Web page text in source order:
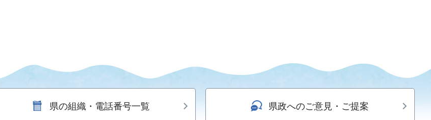
県の組織・電話番号一覧 県政へのご意見・ご提案